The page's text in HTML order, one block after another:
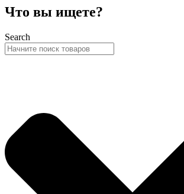
Что вы ищете?
Search